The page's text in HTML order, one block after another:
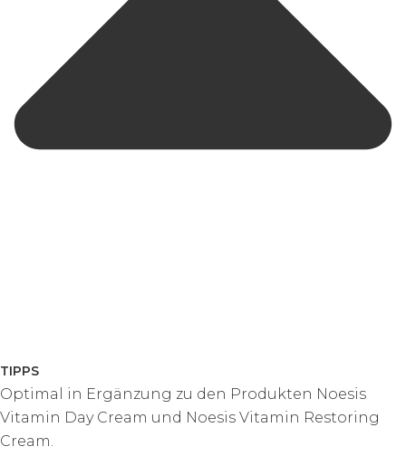
TIPPS
Optimal in Ergänzung zu den Produkten Noesis
Vitamin Day Cream und Noesis Vitamin Restoring
Cream.